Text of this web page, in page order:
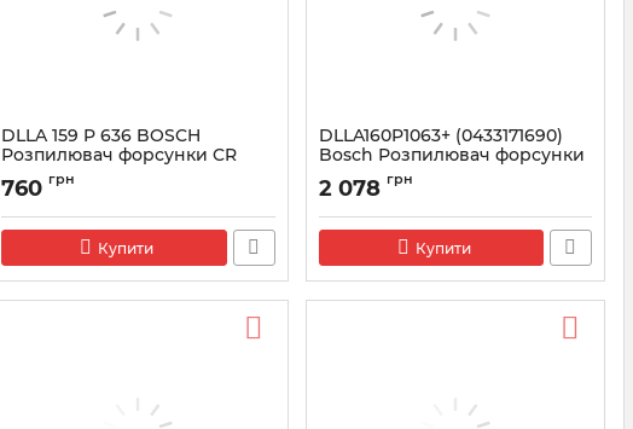
DLLA 159 P 636 BOSCH
Розпилювач форсунки CR
0433171471
Артикул:
760 грн
Купити
DLLA160P1063+ (0433171690)
Bosсh Розпилювач форсунки
Артикул: 0433171690
2 078 грн
Купити